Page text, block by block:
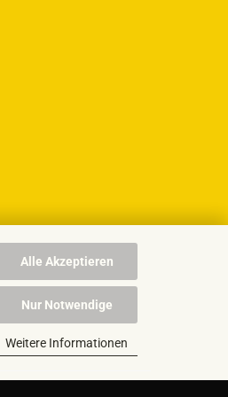
Alle Akzeptieren
Nur Notwendige
Weitere Informationen